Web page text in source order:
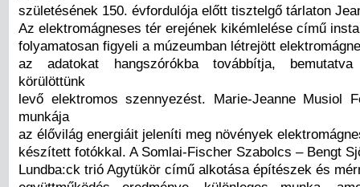
születésének 150. évfordulója előtt tisztelgő tárlaton
Az elektromágneses tér erejének kikémlelése című
folyamatosan figyeli a múzeumban létrejött
az adatokat hangszórókba továbbítja,
körülöttünk
levő elektromos szennyezést. Marie-Jeanne Musiol
munkája
az élővilág energiáit jeleníti meg növények
készített fotókkal. A Somlai-Fischer Szabolcs – Bengt
Lundba:ck trió Agytükör című alkotása építészek és